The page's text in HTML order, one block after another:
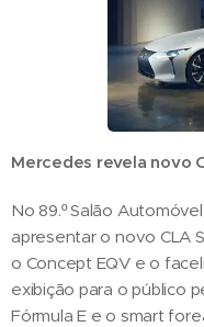
Mercedes revela novo
No 89.º Salão
apresentar o novo CLA
o Concept EQV e o
exibição para o público
Fórmula E e o smart